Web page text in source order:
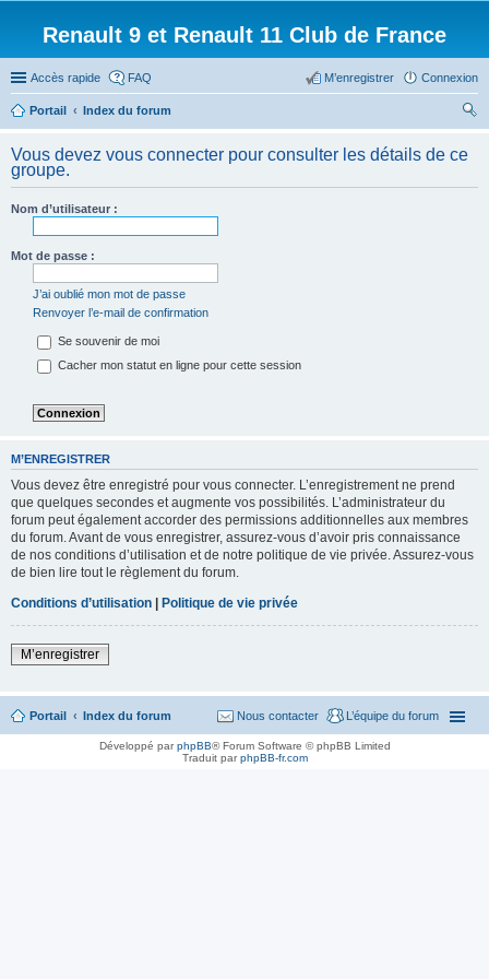
Renault 9 et Renault 11 Club de France
Accès rapide FAQ Connexion
M’enregistrer
Portail
Index du forum
her
ch
Vous devez vous connecter pour consulter les détails de ce
groupe.
Nom d’utilisateur :
Mot de passe :
J’ai oublié mon mot de passe
Renvoyer l’e-mail de confirmation
Se souvenir de moi
Cacher mon statut en ligne pour cette session
M’ENREGISTRER
Vous devez être enregistré pour vous connecter. L’enregistrement ne prend
que quelques secondes et augmente vos possibilités. L’administrateur du
forum peut également accorder des permissions additionnelles aux membres
du forum. Avant de vous enregistrer, assurez-vous d’avoir pris connaissance
de nos conditions d’utilisation et de notre politique de vie privée. Assurez-vous
de bien lire tout le règlement du forum.
Conditions d’utilisation | Politique de vie privée
M’enregistrer
Portail Index du forum L’équipe du forum
Nous contacter
Développé parphpBB® Forum Software © phpBB Limited
Traduit parphpBB-fr.com